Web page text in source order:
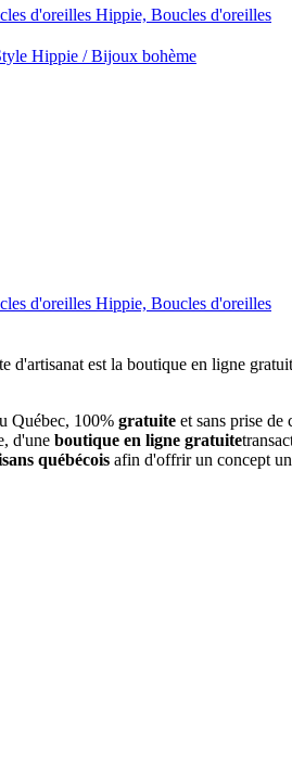
d'oreilles Hippie, Boucles d'oreilles
Hippie / Bijoux bohème
d'oreilles Hippie, Boucles d'oreilles
Québec, 100% gratuite et sans prise
d'une boutique en ligne gratuite
québécois afin d'offrir un concept